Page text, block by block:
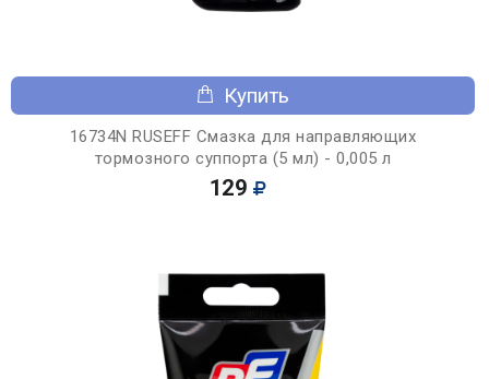
Купить
16734N RUSEFF Смазка для направляющих
тормозного суппорта (5 мл) - 0,005 л
129